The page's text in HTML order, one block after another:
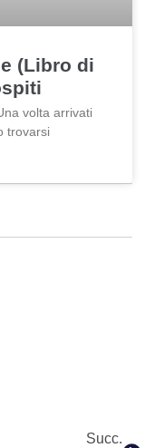
(Libro di
volta arrivati
trovarsi
Succ.